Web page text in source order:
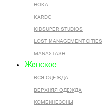
HOKA
KARDO
KIDSUPER STUDIOS
LOST MANAGEMENT CITIES
MANASTASH
Женское
ВСЯ ОДЕЖДА
ВЕРХНЯЯ ОДЕЖДА
КОМБИНЕЗОНЫ